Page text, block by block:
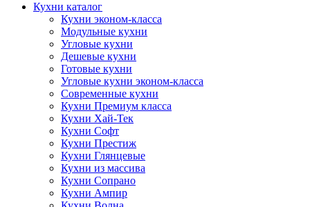
Кухни каталог
Кухни эконом-класса
Модульные кухни
Угловые кухни
Дешевые кухни
Готовые кухни
Угловые кухни эконом-класса
Современные кухни
Кухни Премиум класса
Кухни Хай-Тек
Кухни Софт
Кухни Престиж
Кухни Глянцевые
Кухни из массива
Кухни Сопрано
Кухни Ампир